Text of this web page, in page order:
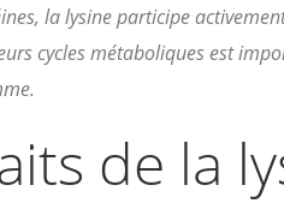
la lysine participe
cycles métaboliques est
de la